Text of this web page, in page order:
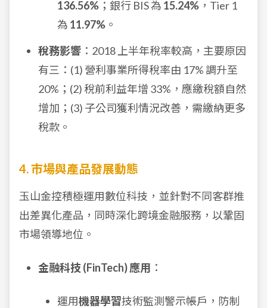
136.56% ；銀行 BIS 為 15.24% ，Tier 1
為 11.97% 。
稅務影響 ：2018 上半年稅率較高，主要原因
有三：(1) 營利事業所得稅率由 17% 調升至
20%；(2) 稅前利益年增 33%，應繳稅額自然
增加；(3) 子公司獲利情況改善，需繳納更多
稅款。
4. 市場與產品發展動態
玉山金控積極運用數位科技，並針對不同客群推
出差異化產品，同時深化跨境金融服務，以鞏固
市場領導地位。
金融科技 (FinTech) 應用 ：
運用機器學習技術監測警示帳戶，防制